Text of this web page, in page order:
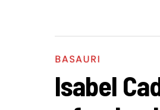
BASAURI
Isabel